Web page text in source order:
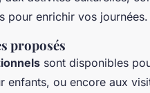
pour enrichir vos journées.
proposés
sont disponibles
enfants, ou encore aux